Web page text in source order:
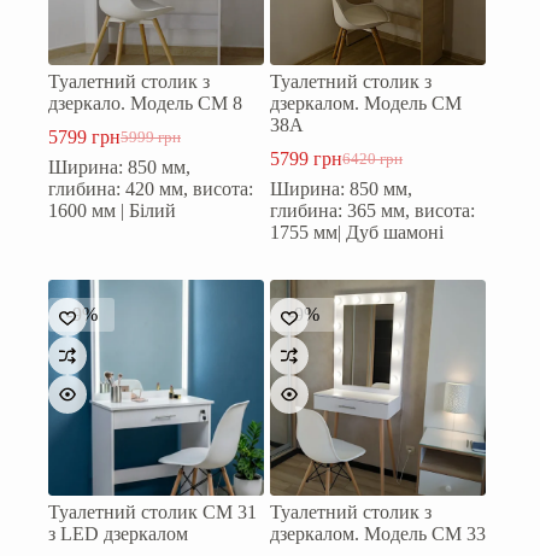
Туалетний столик з
дзеркало. Модель СМ 8
5999грн
Оригінальна
ціна:
5999 грн.
5799 грнПоточна
ціна:
5799 грн.
Ширина: 850 мм,
глибина: 420 мм, висота:
1600 мм | Білий
Туалетний столик з
дзеркалом. Модель СМ
38А
6420грн
Оригінальна
ціна:
6420 грн.
5799грнПоточна
ціна:
5799 грн.
Ширина: 850 мм,
глибина: 365 мм, висота:
1755 мм| Дуб шамоні
-9%
Туалетний столик СМ 31
з LED дзеркалом
-9%
Туалетний столик з
дзеркалом. Модель СМ 33